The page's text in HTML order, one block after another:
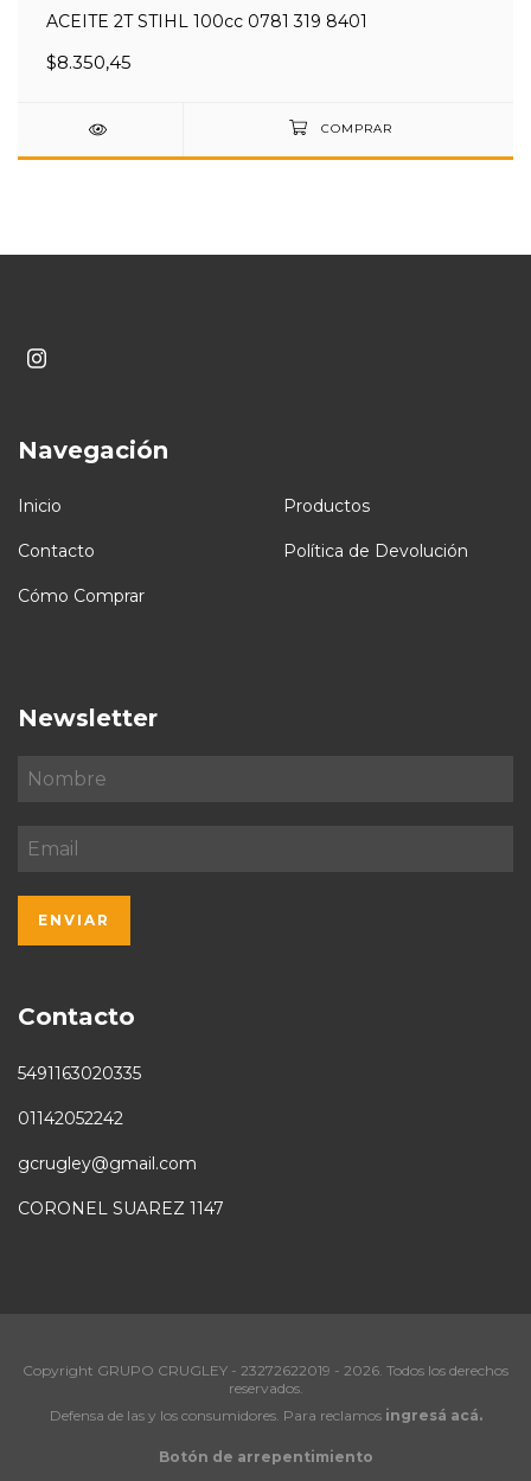
ACEITE 2T STIHL 100cc 0781 319 8401
$8.350,45
Navegación
Inicio Productos
Contacto Política de Devolución
Cómo Comprar
Newsletter
Contacto
5491163020335
01142052242
gcrugley@gmail.com
CORONEL SUAREZ 1147
Copyright GRUPO CRUGLEY - 23272622019 - 2026. Todos los derechos
reservados.
Defensa de las y los consumidores. Para reclamos ingresá acá.
Botón de arrepentimiento